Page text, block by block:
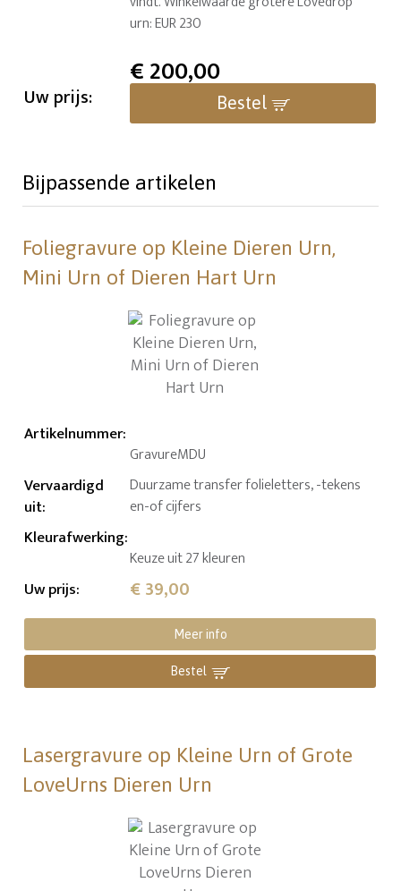
urn: EUR 230
Uw prijs:
€200,00
Bestel
Bijpassende artikelen
Foliegravure op Kleine Dieren Urn,
Mini Urn of Dieren Hart Urn
Artikelnummer:
GravureMDU
Vervaardigd
uit:
Duurzame transfer folieletters, -tekens
en-of cijfers
Kleurafwerking:
Keuze uit 27 kleuren
Uw prijs: € 39,00
Meer info
Bestel
Lasergravure op Kleine Urn of Grote
LoveUrns Dieren Urn